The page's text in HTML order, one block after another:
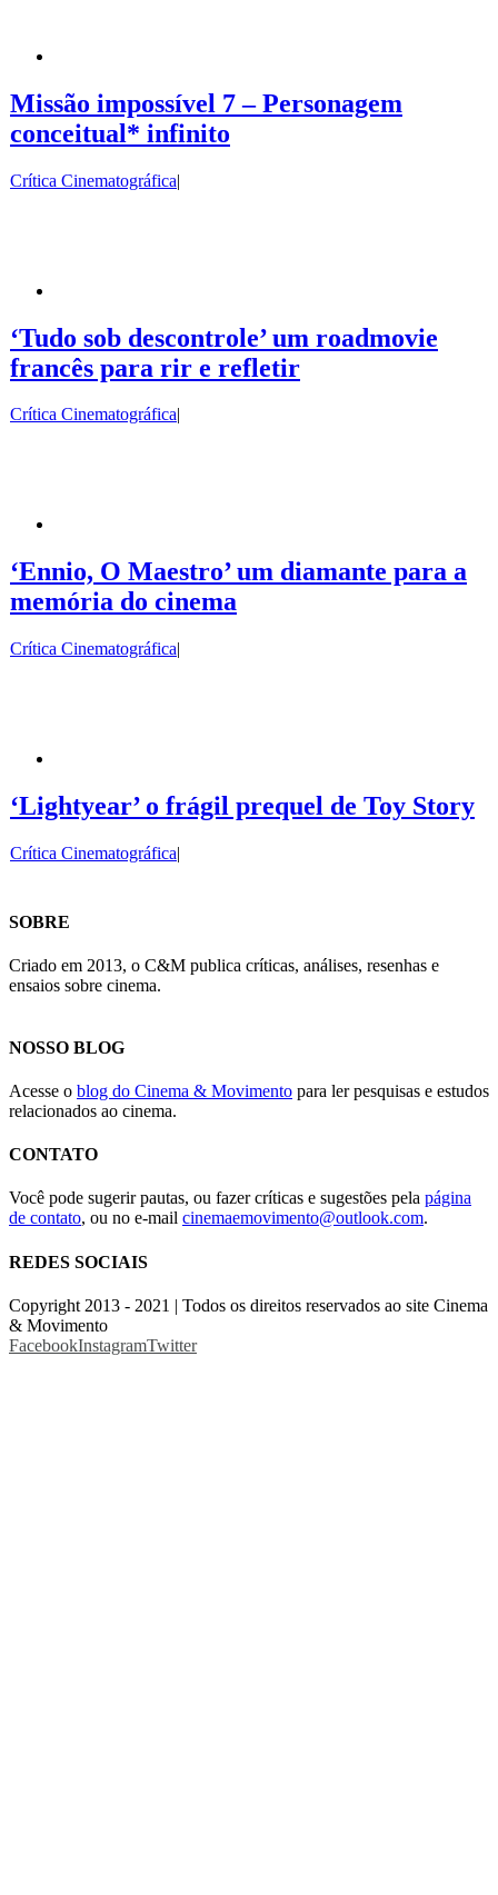
Missão impossível 7 – Personagem
conceitual* infinito
Crítica Cinematográfica|
‘Tudo sob descontrole’ um roadmovie
francês para rir e refletir
Crítica Cinematográfica
‘Ennio, O Maestro’ um diamante para a
memória do cinema
Crítica Cinematográfica|
‘Lightyear’ o frágil prequel de Toy Story
Crítica Cinematográfica|
SOBRE
Criado em 2013, o C&M publica críticas, análises, resenhas e
ensaios sobre cinema.
NOSSO BLOG
Acesse o blog do Cinema & Movimento para ler pesquisas e estudos
relacionados ao cinema.
CONTATO
Você pode sugerir pautas, ou fazer críticas e sugestões pela página
de contato, ou no e-mail cinemaemovimento@outlook.com.
REDES SOCIAIS
Copyright 2013 - 2021 | Todos os direitos reservados ao site Cinema
& Movimento
FacebookInstagramTwitter